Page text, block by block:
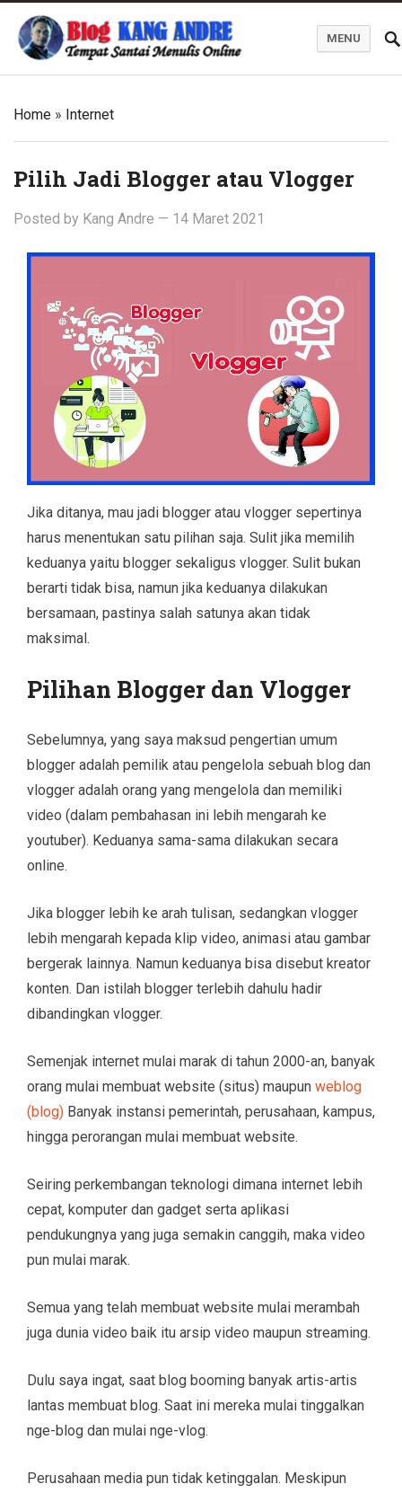
Kang Andre Online
MENU
Home » Internet
Pilih Jadi Blogger atau Vlogger
Posted by Kang Andre — 14 Maret 2021
Jika ditanya, mau jadi blogger atau vlogger sepertinya
harus menentukan satu pilihan saja. Sulit jika memilih
keduanya yaitu blogger sekaligus vlogger. Sulit bukan
berarti tidak bisa, namun jika keduanya dilakukan
bersamaan, pastinya salah satunya akan tidak
maksimal.
Pilihan Blogger dan Vlogger
Sebelumnya, yang saya maksud pengertian umum
blogger adalah pemilik atau pengelola sebuah blog dan
vlogger adalah orang yang mengelola dan memiliki
video (dalam pembahasan ini lebih mengarah ke
youtuber). Keduanya sama-sama dilakukan secara
online.
Jika blogger lebih ke arah tulisan, sedangkan vlogger
lebih mengarah kepada klip video, animasi atau gambar
bergerak lainnya. Namun keduanya bisa disebut kreator
konten. Dan istilah blogger terlebih dahulu hadir
dibandingkan vlogger.
Semenjak internet mulai marak di tahun 2000-an, banyak
orang mulai membuat website (situs) maupun weblog
(blog) Banyak instansi pemerintah, perusahaan, kampus,
hingga perorangan mulai membuat website.
Seiring perkembangan teknologi dimana internet lebih
cepat, komputer dan gadget serta aplikasi
pendukungnya yang juga semakin canggih, maka video
pun mulai marak.
Semua yang telah membuat website mulai merambah
juga dunia video baik itu arsip video maupun streaming.
Dulu saya ingat, saat blog booming banyak artis-artis
lantas membuat blog. Saat ini mereka mulai tinggalkan
nge-blog dan mulai nge-vlog.
Perusahaan media pun tidak ketinggalan. Meskipun